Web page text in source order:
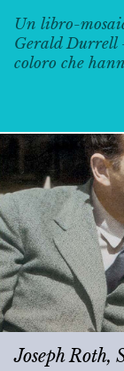
Un libro-
Gerald Durrell
coloro che
Joseph Roth,